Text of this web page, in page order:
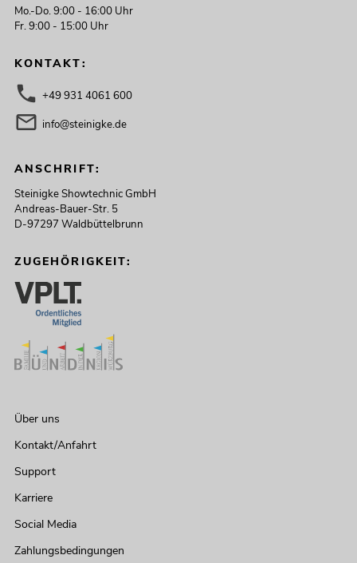
Mo.-Do. 9:00 - 16:00 Uhr
Fr. 9:00 - 15:00 Uhr
KONTAKT:
+49 931 4061 600
info@steinigke.de
ANSCHRIFT:
Steinigke Showtechnic GmbH
Andreas-Bauer-Str. 5
D-97297 Waldbüttelbrunn
ZUGEHÖRIGKEIT:
Über uns
Kontakt/Anfahrt
Support
Karriere
Social Media
Zahlungsbedingungen